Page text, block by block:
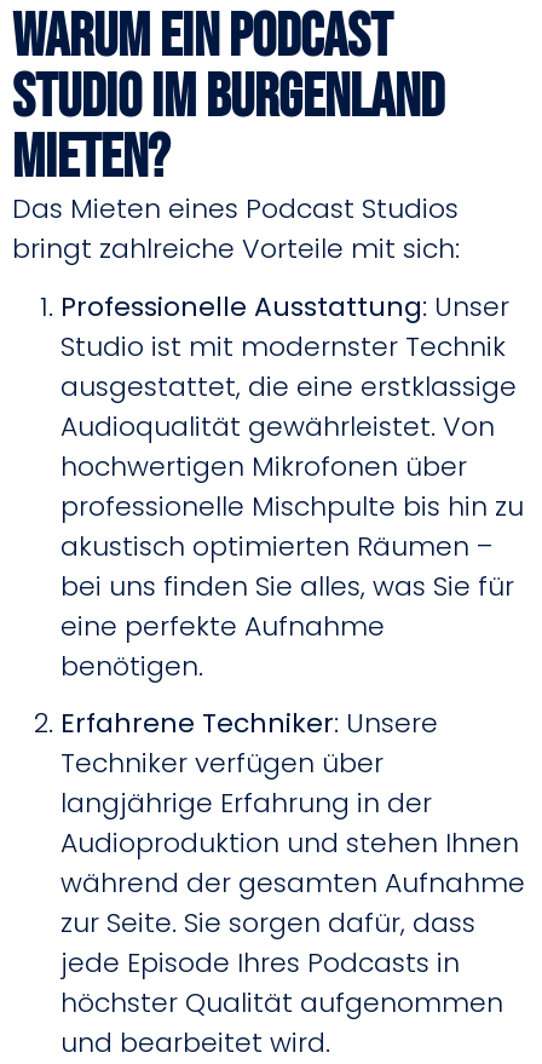
Warum ein Podcast
Studio im Burgenland
mieten?
Das Mieten eines Podcast Studios
bringt zahlreiche Vorteile mit sich:
Professionelle Ausstattung: Unser
Studio ist mit modernster Technik
ausgestattet, die eine erstklassige
Audioqualität gewährleistet. Von
hochwertigen Mikrofonen über
professionelle Mischpulte bis hin zu
akustisch optimierten Räumen –
bei uns finden Sie alles, was Sie für
eine perfekte Aufnahme
benötigen.
Erfahrene Techniker: Unsere
Techniker verfügen über
langjährige Erfahrung in der
Audioproduktion und stehen Ihnen
während der gesamten Aufnahme
zur Seite. Sie sorgen dafür, dass
jede Episode Ihres Podcasts in
höchster Qualität aufgenommen
und bearbeitet wird.